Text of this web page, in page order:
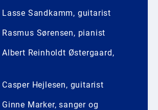
Sandkamm, guitarist
Sørensen, pianist
Reinholdt Østergaard,
Hejlesen, guitarist
Marker, sanger og